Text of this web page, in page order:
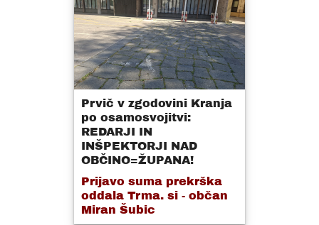
Prvič v zgodovini Kranja
po osamosvojitvi:
REDARJI IN
INŠPEKTORJI NAD
OBČINO=ŽUPANA!
Prijavo suma prekrška
oddala Trma. si - občan
Miran Šubic